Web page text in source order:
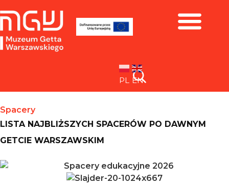
PL EN
Spacery
LISTA NAJBLIŻSZYCH SPACERÓW PO DAWNYM
GETCIE WARSZAWSKIM